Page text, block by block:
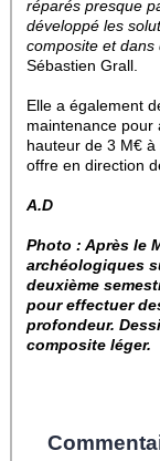
réparés presque
développé les
composite et dans
Sébastien Grall.
Elle a également
maintenance pour
hauteur de 3 M€
offre en direction
A.D
Photo : Après le
archéologiques
deuxième
pour effectuer
profondeur.
composite léger.